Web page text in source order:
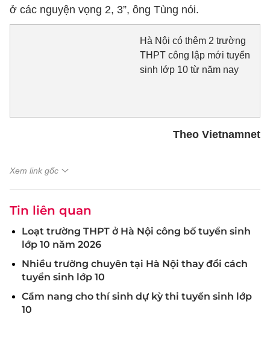
ở các nguyện vọng 2, 3”, ông Tùng nói.
Hà Nội có thêm 2 trường
THPT công lập mới tuyển
sinh lớp 10 từ năm nay
Theo Vietnamnet
Xem link gốc
Tin liên quan
Loạt trường THPT ở Hà Nội công bố tuyển sinh
lớp 10 năm 2026
Nhiều trường chuyên tại Hà Nội thay đổi cách
tuyển sinh lớp 10
Cẩm nang cho thí sinh dự kỳ thi tuyển sinh lớp
10